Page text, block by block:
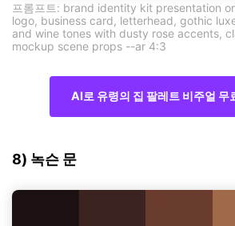
프롬프트: brand identity kit presentation
logo, business card, letterhead, gothic
and wine tones with dusty rose accents,
mockup scene props --ar 4:3
AI로 유령의 집 팔레트 비주얼 무
8) 녹슨 문